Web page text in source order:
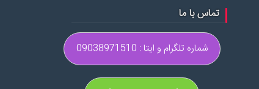
تماس با ما
شماره تلگرام و ایتا : 09038971510